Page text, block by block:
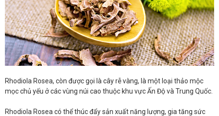
Rhodiola Rosea, còn được gọi là cây rễ vàng, là một loại thảo mộc
mọc chủ yếu ở các vùng núi cao thuộc khu vực Ấn Độ và Trung Quốc.
Rhodiola Rosea có thể thúc đẩy sản xuất năng lượng, gia tăng sức